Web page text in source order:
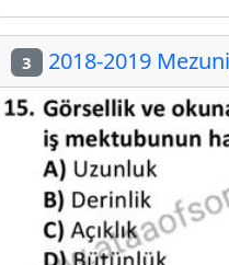
3 2018-2019